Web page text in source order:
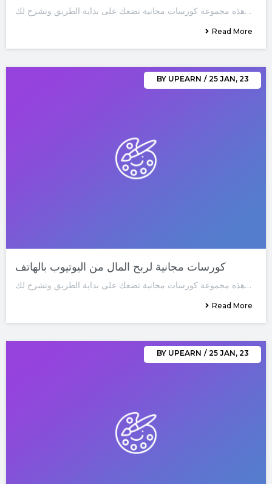
هذه مجموعة كورسات مجانية تضعك على بداية الطريق وتشرح لك…
Read More
كورسات مجانية لربح المال من اليوتيوب بالهاتف
BY UPEARN / 25 JAN, 23
هذه مجموعة كورسات مجانية تضعك على بداية الطريق وتشرح لك…
Read More
BY UPEARN / 25 JAN, 23